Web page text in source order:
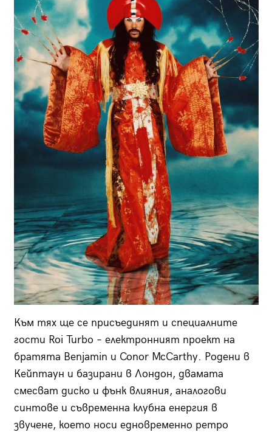
Към тях ще се присъединят и специалните
гости Roi Turbo – електронният проект на
братята Benjamin и Conor McCarthy. Родени в
Кейптаун и базирани в Лондон, двамата
смесват диско и фънк влияния, аналогови
синтове и съвременна клубна енергия в
звучене, което носи едновременно ретро